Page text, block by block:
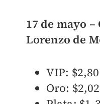
17 de mayo
Lorenzo de
VIP:
Oro: